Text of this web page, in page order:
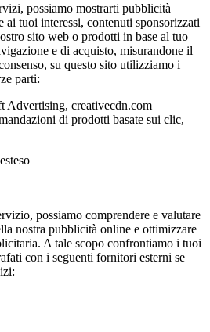
possiamo mostrarti pubblicità
ai tuoi interessi, contenuti sponsorizzati
sito web o prodotti in base al tuo
e di acquisto, misurandone il
su questo sito utilizziamo i
parti:
Advertising, creativecdn.com
di prodotti basate sui clic,
possiamo comprendere e valutare
nostra pubblicità online e ottimizzare
A tale scopo confrontiamo i tuoi
con i seguenti fornitori esterni se